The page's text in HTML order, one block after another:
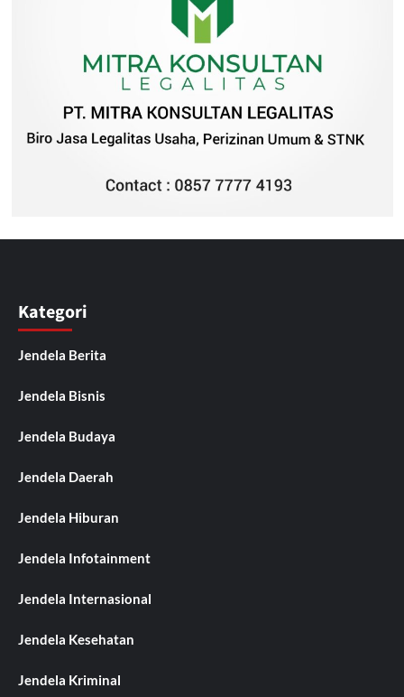
Kategori
Jendela Berita
Jendela Bisnis
Jendela Budaya
Jendela Daerah
Jendela Hiburan
Jendela Infotainment
Jendela Internasional
Jendela Kesehatan
Jendela Kriminal